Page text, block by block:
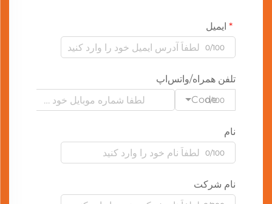
ایمیل
0/100
تلفن همراه/واتس‌اپ
Code
0/100
نام
0/100
نام شرکت